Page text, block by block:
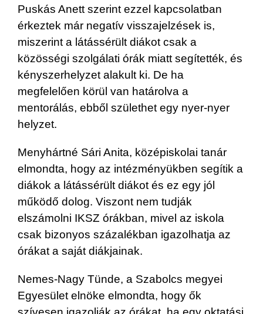
Puskás Anett szerint ezzel kapcsolatban
érkeztek már negatív visszajelzések is,
miszerint a látássérült diákot csak a
közösségi szolgálati órák miatt segítették, és
kényszerhelyzet alakult ki. De ha
megfelelően körül van határolva a
mentorálás, ebből születhet egy nyer-nyer
helyzet.
Menyhártné Sári Anita, középiskolai tanár
elmondta, hogy az intézményükben segítik a
diákok a látássérült diákot és ez egy jól
működő dolog. Viszont nem tudják
elszámolni IKSZ órákban, mivel az iskola
csak bizonyos százalékban igazolhatja az
órákat a saját diákjainak.
Nemes-Nagy Tünde, a Szabolcs megyei
Egyesület elnöke elmondta, hogy ők